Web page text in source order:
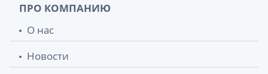
ПРО КОМПАНИЮ
О нас
Новости